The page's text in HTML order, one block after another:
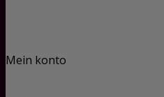
Mein konto